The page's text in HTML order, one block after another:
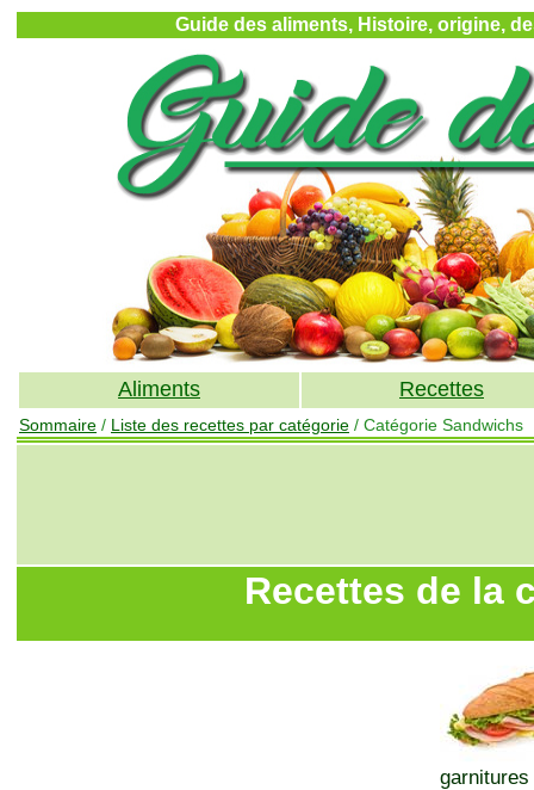
Guide des aliments, Histoire, origine,
Aliments Recettes
Sommaire / Liste des recettes par catégorie / Catégorie Sandwichs
Recettes de la